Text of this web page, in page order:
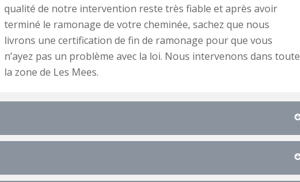
qualité de notre intervention reste très fiable et après avoir
terminé le ramonage de votre cheminée, sachez que nous
livrons une certification de fin de ramonage pour que vous
n’ayez pas un problème avec la loi. Nous intervenons dans toute
la zone de Les Mees.